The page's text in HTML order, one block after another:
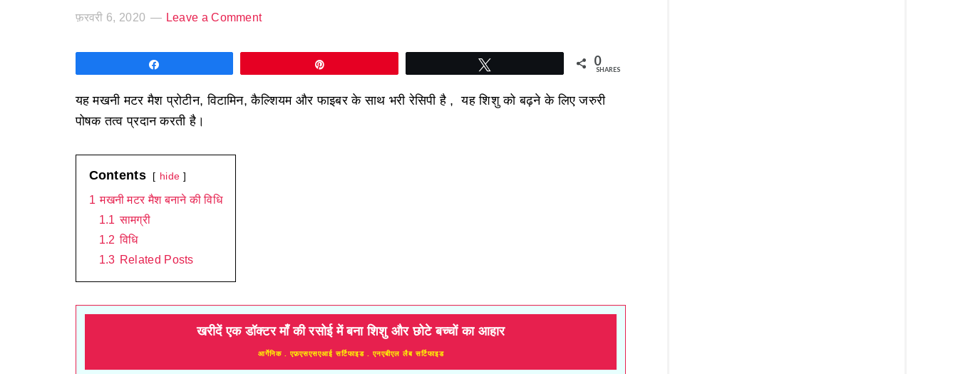
फ़रवरी 6, 2020 Leave a Comment
0
SHARES
यह मखनी मटर मैश प्रोटीन, विटामिन, कैल्शियम और फाइबर के साथ भरी रेसिपी है , यह शिशु को बढ़ने के लिए जरुरी
पोषक तत्व प्रदान करती है।
Contents hide
1 मखनी मटर मैश बनाने की विधि
1.1 सामग्री
1.2 विधि
1.3 Related Posts
खरीदें एक डॉक्टर माँ की रसोई में बना शिशु और छोटे बच्चों का आहार
आर्गेनिक . एफ़एसएसएआई सर्टिफाइड . एनएबीएल लैब सर्टिफाइड